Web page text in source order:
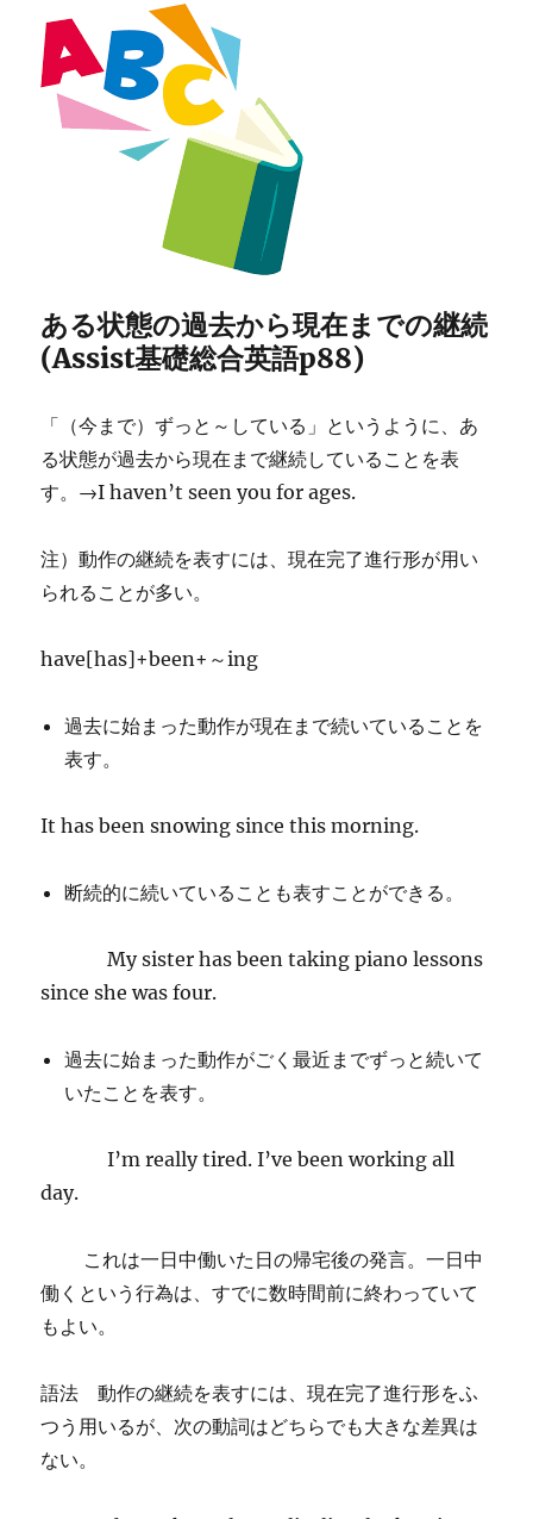
ある状態の過去から現在までの継続
(Assist基礎総合英語p88)
「（今まで）ずっと～している」というように、あ
る状態が過去から現在まで継続していることを表
す。→I haven’t seen you for ages.
注）動作の継続を表すには、現在完了進行形が用い
られることが多い。
have[has]+been+～ing
過去に始まった動作が現在まで続いていることを
表す。
It has been snowing since this morning.
断続的に続いていることも表すことができる。
My sister has been taking piano lessons
since she was four.
過去に始まった動作がごく最近までずっと続いて
いたことを表す。
I’m really tired. I’ve been working all
day.
これは一日中働いた日の帰宅後の発言。一日中
働くという行為は、すでに数時間前に終わっていて
もよい。
語法 動作の継続を表すには、現在完了進行形をふ
つう用いるが、次の動詞はどちらでも大きな差異は
ない。